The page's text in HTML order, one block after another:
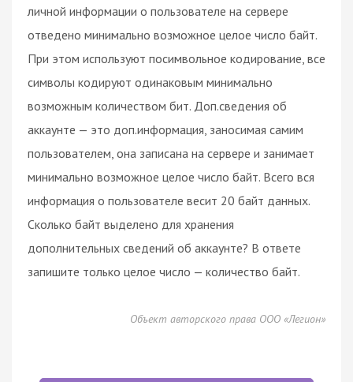
личной информации о пользователе на сервере
отведено минимально возможное целое число байт.
При этом используют посимвольное кодирование, все
символы кодируют одинаковым минимально
возможным количеством бит. Доп.сведения об
аккаунте — это доп.информация, заносимая самим
пользователем, она записана на сервере и занимает
минимально возможное целое число байт. Всего вся
информация о пользователе весит 20 байт данных.
Сколько байт выделено для хранения
дополнительных сведений об аккаунте? В ответе
запишите только целое число — количество байт.
Объект авторского права ООО «Легион»